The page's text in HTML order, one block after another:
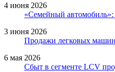
4 июня 2026
«Семейный
3 июня 2026
Продажи легковых
6 мая 2026
Сбыт в сегменте LCV